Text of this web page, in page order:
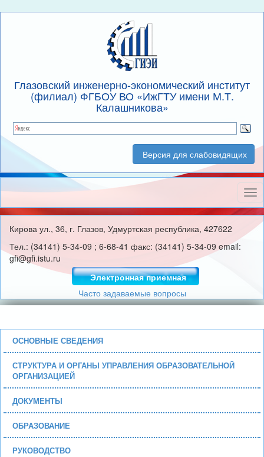
Глазовский инженерно-экономический институт
(филиал) ФГБОУ ВО «ИжГТУ имени М.Т.
Калашникова»
Версия для слабовидящих
Кирова ул., 36, г. Глазов, Удмуртская республика, 427622
Тел.: (34141) 5-34-09 ; 6-68-41 факс: (34141) 5-34-09 email:
gfi@gfi.istu.ru
Электронная приемная
Часто задаваемые вопросы
ОСНОВНЫЕ СВЕДЕНИЯ
СТРУКТУРА И ОРГАНЫ УПРАВЛЕНИЯ ОБРАЗОВАТЕЛЬНОЙ
ОРГАНИЗАЦИЕЙ
ДОКУМЕНТЫ
ОБРАЗОВАНИЕ
РУКОВОДСТВО